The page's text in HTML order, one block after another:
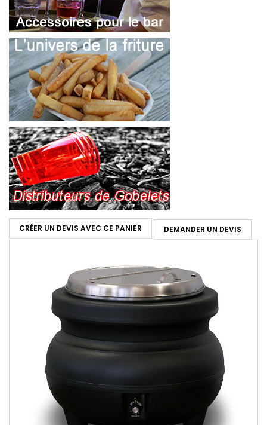
CRÉER UN DEVIS AVEC CE PANIER DEMANDER UN DEVIS